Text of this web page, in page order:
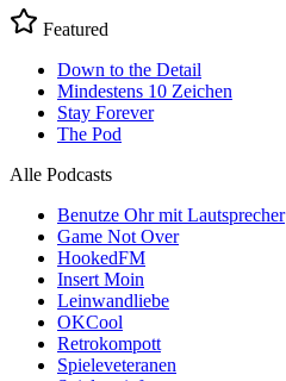
Featured
Down to the Detail
Mindestens 10 Zeichen
Stay Forever
The Pod
Alle Podcasts
Benutze Ohr mit Lautsprecher
Game Not Over
HookedFM
Insert Moin
Leinwandliebe
OKCool
Retrokompott
Spieleveteranen